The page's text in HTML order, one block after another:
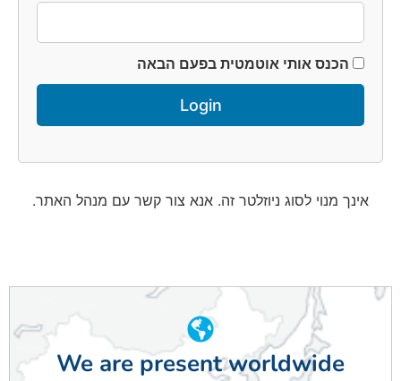
הכנס אותי אוטמטית בפעם הבאה
אינך מנוי לסוג ניוזלטר זה. אנא צור קשר עם מנהל האתר.
We are present worldwide